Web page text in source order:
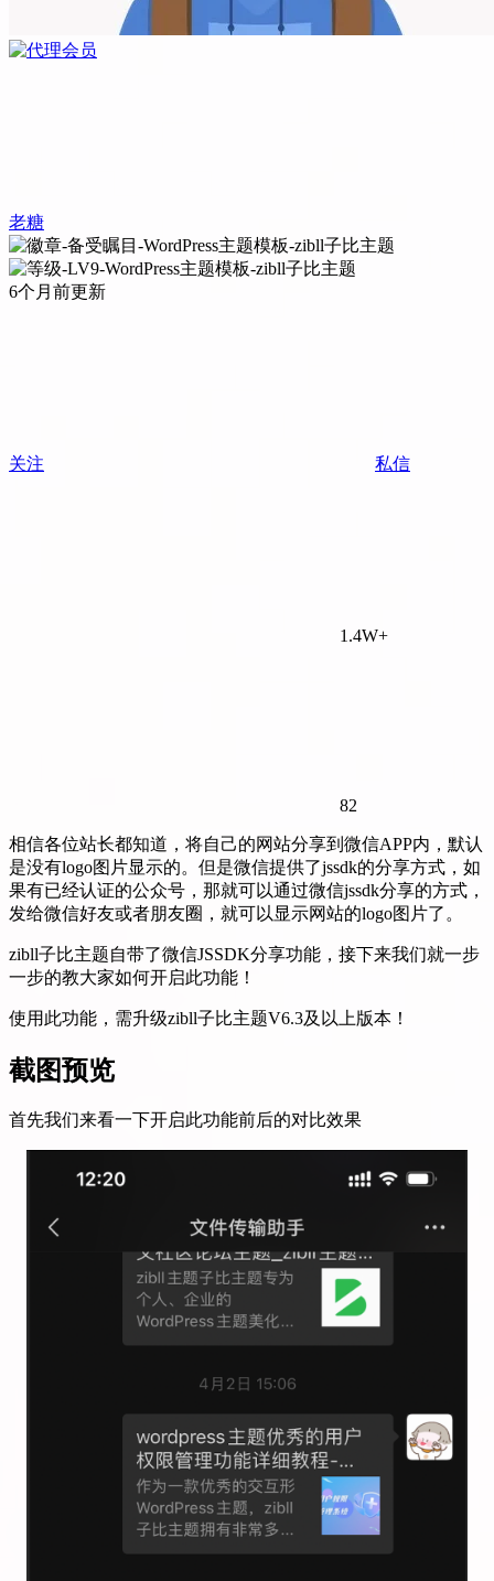
老糖
6个月前更新
关注 私信
1.4W+
82
相信各位站长都知道，将自己的网站分享到微信APP内，默认
是没有logo图片显示的。但是微信提供了jssdk的分享方式，如
果有已经认证的公众号，那就可以通过微信jssdk分享的方式，
发给微信好友或者朋友圈，就可以显示网站的logo图片了。
zibll子比主题自带了微信JSSDK分享功能，接下来我们就一步
一步的教大家如何开启此功能！
使用此功能，需升级zibll子比主题V6.3及以上版本！
截图预览
首先我们来看一下开启此功能前后的对比效果